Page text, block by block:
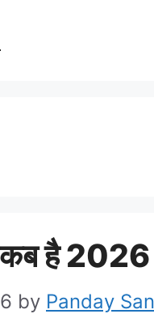
कब है 2026
by Panday